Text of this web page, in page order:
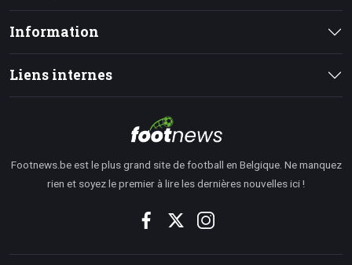
Information
Liens internes
Footnews.be est le plus grand site de football en Belgique. Ne manquez
rien et soyez le premier à lire les dernières nouvelles ici !